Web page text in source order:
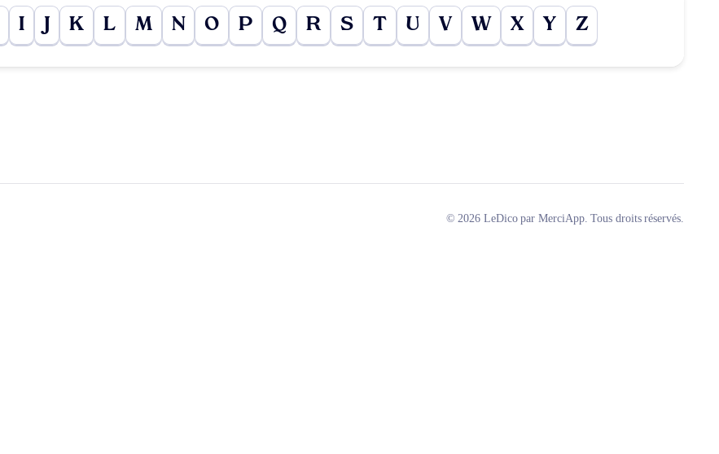
I K L M N O P Q R S T U V W X Y Z
© 2026 LeDico par MerciApp. Tous droits réservés.